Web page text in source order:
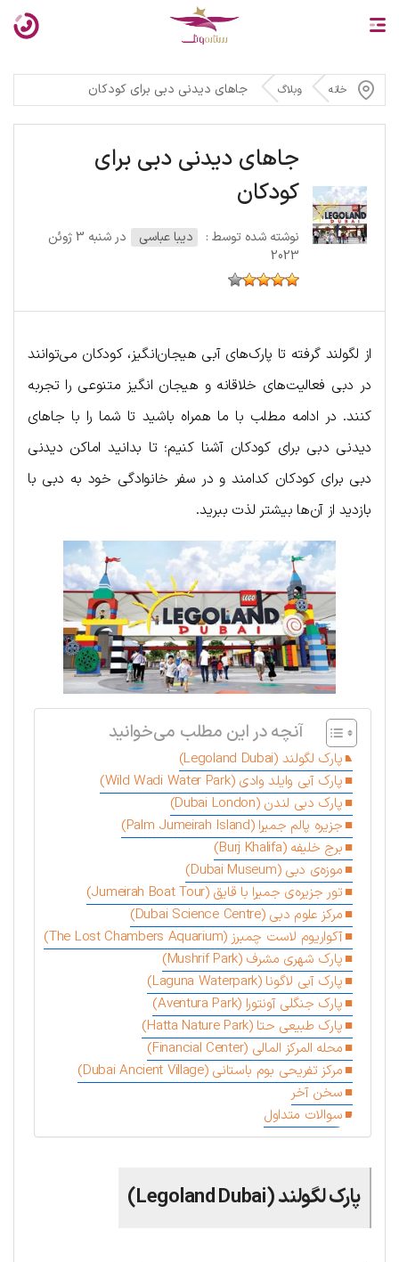
خانه وبلاگ جاهای دیدنی دبی برای کودکان
جاهای دیدنی دبی برای
کودکان
نوشته شده توسط : دیبا عباسی
در شنبه 3 ژوئن
2023
از لگولند گرفته تا پارک‌های آبی هیجان‌انگیز، کودکان می‌توانند
در دبی فعالیت‌های خلاقانه و هیجان انگیز متنوعی را تجربه
کنند. در ادامه مطلب با ما همراه باشید تا شما را با جاهای
دیدنی دبی برای کودکان آشنا کنیم؛ تا بدانید اماکن دیدنی
دبی برای کودکان کدامند و در سفر خانوادگی خود به دبی با
بازدید از آن‌ها بیشتر لذت ببرید.
آنچه در این مطلب می‌خوانید
پارک لگولند (Legoland Dubai)
پارک آبی وایلد وادی (Wild Wadi Water Park)
پارک دبی لندن (Dubai London)
جزیره پالم جمیرا (Palm Jumeirah Island)
برج خلیفه (Burj Khalifa)
موزه‌ی دبی (Dubai Museum)
تور جزیره‌ی جمیرا با قایق (Jumeirah Boat Tour)
مرکز علوم دبی (Dubai Science Centre)
آکواریوم لاست چمبرز (The Lost Chambers Aquarium)
پارک شهری مشرف (Mushrif Park)
پارک آبی لاگونا (Laguna Waterpark)
پارک جنگلی آونتورا (Aventura Park)
پارک طبیعی حتا (Hatta Nature Park)
محله المركز المالي (Financial Center)
مرکز تفریحی بوم باستانی (Dubai Ancient Village)
سخن آخر
سوالات متداول
پارک لگولند (Legoland Dubai)